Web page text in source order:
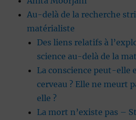
Au-delà de la recherche
matérialiste
Des liens relatifs à
science au-delà de la
La conscience peut-elle
cerveau ? Elle ne meurt
elle ?
La mort n’existe pas –